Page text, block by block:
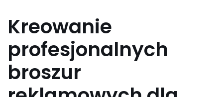
Kreowanie
profesjonalnych
broszur